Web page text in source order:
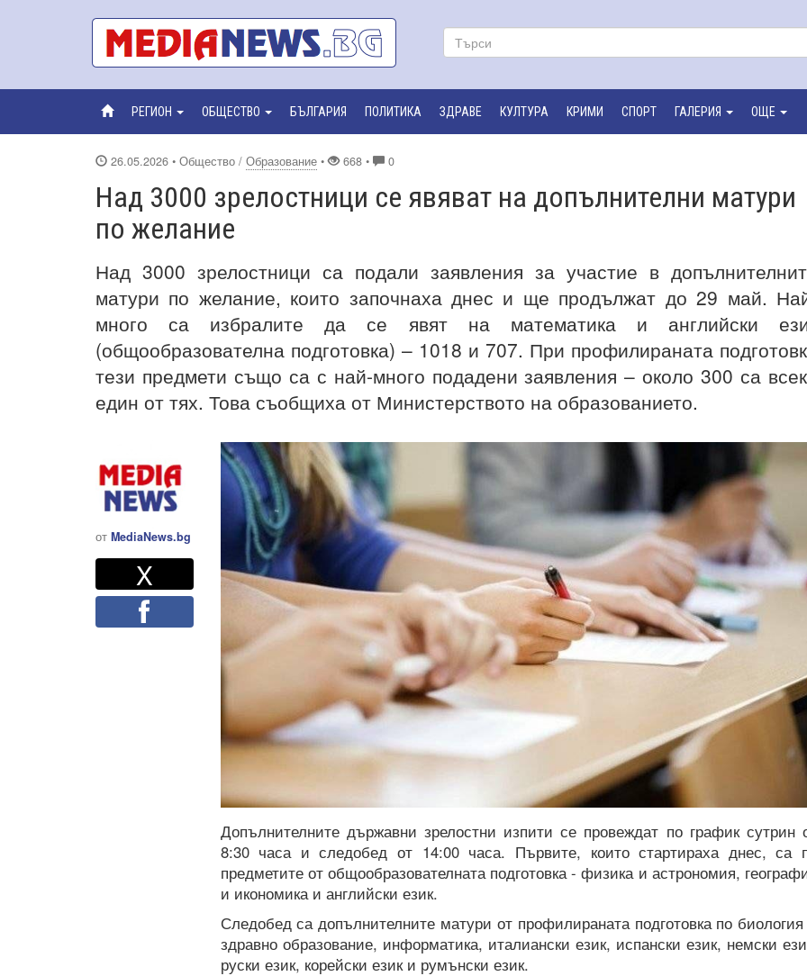
РЕГИОН ОБЩЕСТВО БЪЛГАРИЯ ПОЛИТИКА ЗДРАВЕ КУЛТУРА КРИМИ СПОРТ ГАЛЕРИЯ ОЩЕ
26.05.2026 • Общество / Образование • 668 • 0
Над 3000 зрелостници се явяват на допълнителни матури
по желание
Над 3000 зрелостници са подали заявления за участие в
матури по желание, които започнаха днес и ще продължат до 29 май.
много са избралите да се явят на математика и английски
(общообразователна подготовка) – 1018 и 707. При профилираната
тези предмети също са с най-много подадени заявления – около 300 са
един от тях. Това съобщиха от Министерството на образованието.
от MediaNews.bg
Споделете
XTwitter
Facebook
Допълнителните държавни зрелостни изпити се провеждат по график сутрин
8:30 часа и следобед от 14:00 часа. Първите, които стартираха днес, са
предметите от общообразователната подготовка - физика и астрономия,
и икономика и английски език.
Следобед са допълнителните матури от профилираната подготовка по
здравно образование, информатика, италиански език, испански език, немски
руски език, корейски език и румънски език.